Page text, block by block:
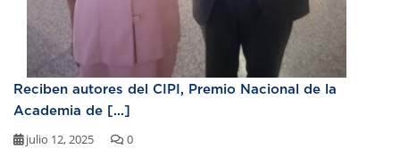
Reciben autores del CIPI, Premio Nacional de la
Academia de [...]
julio 12, 2025 0